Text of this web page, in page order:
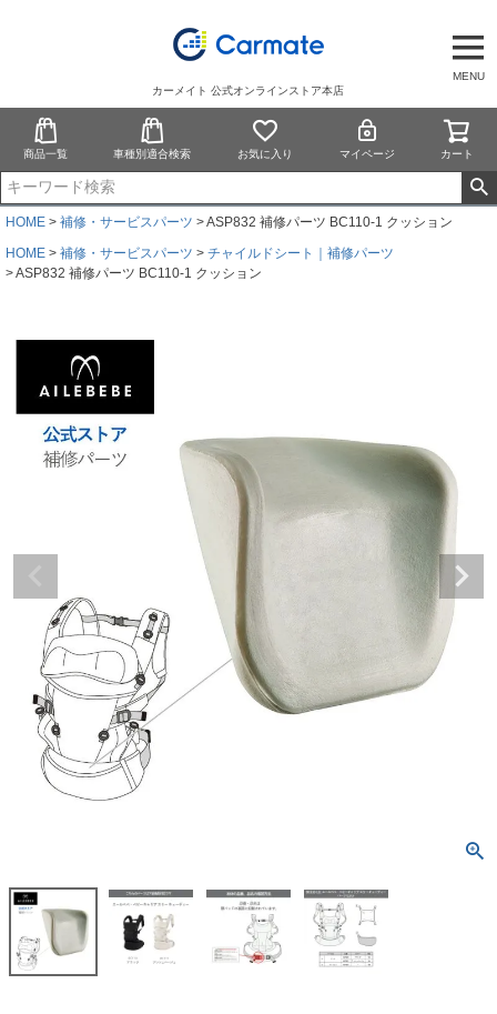
MENU
カーメイト 公式オンラインストア本店
商品一覧 車種別適合検索 お気に入り マイページ カート
HOME 補修・サービスパーツ
ASP832 補修パーツ BC110-1 クッション
HOME
補修・サービスパーツ
チャイルドシート｜補修パーツ
ASP832 補修パーツ BC110-1 クッション